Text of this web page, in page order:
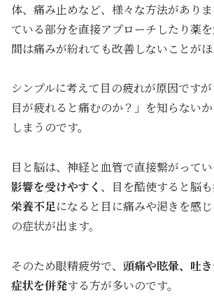
体、痛み止めなど、様々な方法があり
ている部分を直接アプローチしたり薬
間は痛みが紛れても改善しないことがほ
シンプルに考えて目の疲れが原因です
目が疲れると痛むのか？」を知らない
しまうのです。
目と脳は、神経と血管で直接繋がってい
影響を受けやすく 、目を酷使すると脳も
栄養不足になると目に痛みや渇きを感
の症状が出ます。
そのため眼精疲労で、 頭痛や眩暈、吐
症状を併発する方が多いのです。